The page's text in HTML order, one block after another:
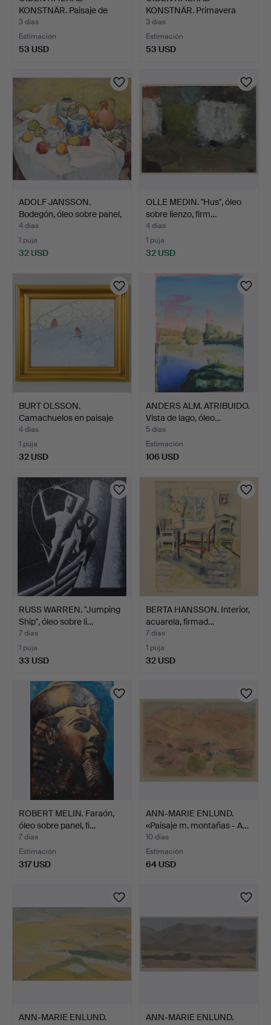
KONSTNÄR. Paisaje de
Escania…
3 días
Estimación
53 USD
KONSTNÄR. Primavera
temprana…
3 días
Estimación
53 USD
ADOLF JANSSON.
Bodegón, óleo sobre panel,
…
4 días
1 puja
32 USD
OLLE MEDIN. "Hus", óleo
sobre lienzo, firm…
4 días
1 puja
32 USD
BURT OLSSON.
Camachuelos en paisaje
nevado…
4 días
1 puja
32 USD
ANDERS ALM. ATRIBUIDO.
Vista de lago, óleo…
5 días
Estimación
106 USD
RUSS WARREN. "Jumping
Ship", óleo sobre li…
7 días
1 puja
33 USD
BERTA HANSSON. Interior,
acuarela, firmad…
7 días
1 puja
32 USD
ROBERT MELIN. Faraón,
óleo sobre panel, fi…
7 días
Estimación
317 USD
ANN-MARIE ENLUND.
«Paisaje m. montañas - A…
10 días
Estimación
64 USD
ANN-MARIE ENLUND.
ANN-MARIE ENLUND.